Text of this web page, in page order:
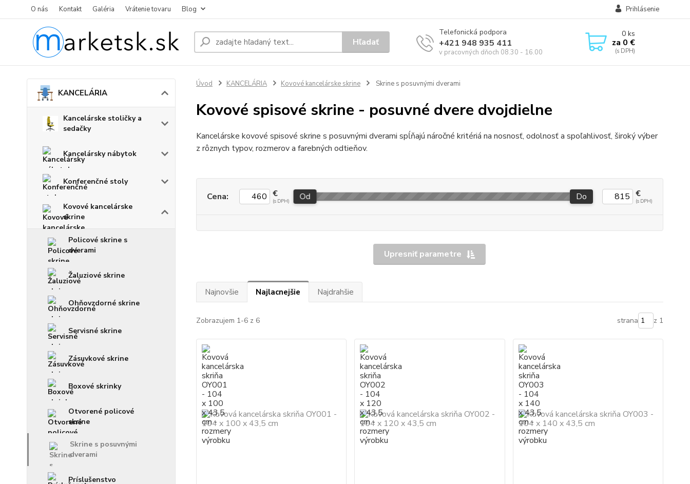
O nás Kontakt Galéria Vrátenie tovaru Blog Prihlásenie
Hľadať
Telefonická podpora
+421 948 935 411
v pracovných dňoch 08.30 - 16.00
0ks
za 0 €
KANCELÁRIA
Kancelárske stoličky a
sedačky
Kancelársky nábytok
Konferenčné stoly
Kovové kancelárske
skrine
Policové skrine s
dverami
Žaluziové skrine
Ohňovzdorné skrine
Servisné skrine
Zásuvkové skrine
Boxové skrinky
Otvorené policové
skrine
Skrine s posuvnými
dverami
Príslušenstvo
Úvod KANCELÁRIA Kovové kancelárske skrine Skrine s posuvnými dverami
Kovové spisové skrine - posuvné dvere dvojdielne
Kancelárske kovové spisové skrine s posuvnými dverami spĺňajú náročné kritériá na nosnosť, odolnosť a spoľahlivosť, široký výber
z rôznych typov, rozmerov a farebných odtieňov.
Upresniť parametre
Cena: € Od Do €
Najnovšie Najlacnejšie Najdrahšie
Zobrazujem 1-6 z 6 strana z 1